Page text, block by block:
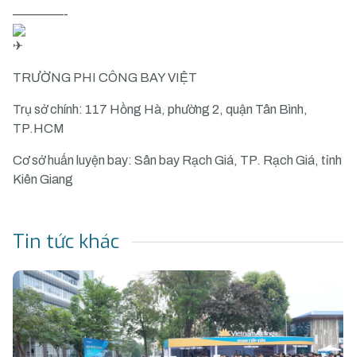
————-
TRƯỜNG PHI CÔNG BAY VIỆT
Trụ sở chính: 117 Hồng Hà, phường 2, quận Tân Bình,
TP.HCM
Cơ sở huấn luyện bay: Sân bay Rạch Giá, TP. Rạch Giá, tỉnh
Kiên Giang
Tin tức khác